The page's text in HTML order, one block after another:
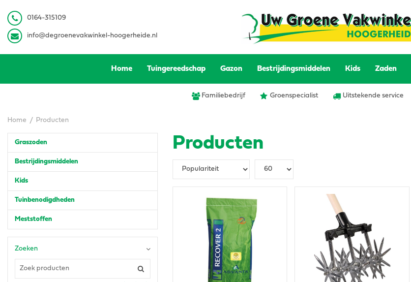
naar
content
Home Producten
0164-315109
info@degroenevakwinkel-hoogerheide.nl
Home Tuingereedschap Gazon Bestrijdingsmiddelen Kids Zaden
Familiebedrijf Groenspecialist Uitstekende service
Producten
Graszoden
Bestrijdingsmiddelen
Kids
Tuinbenodigdheden
Meststoffen
Zoeken